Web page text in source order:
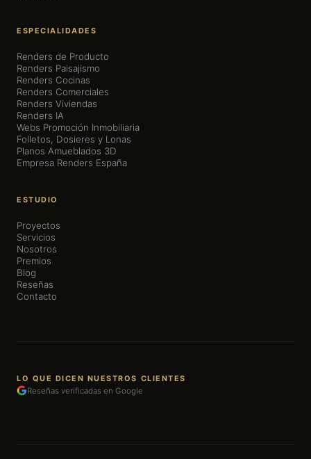
ESPECIALIDADES
Renders de Producto
Renders Paisajismo
Renders Cocinas
Renders Comerciales
Renders Viviendas
Renders IA
Webs Promoción Inmobiliaria
Folletos, Dosieres y Lonas
Planos Amueblados 3D
Empresa Renders España
ESTUDIO
Proyectos
Servicios
Nosotros
Premios
Blog
Reseñas
Contacto
LO QUE DICEN NUESTROS CLIENTES
Reseñas verificadas en Google